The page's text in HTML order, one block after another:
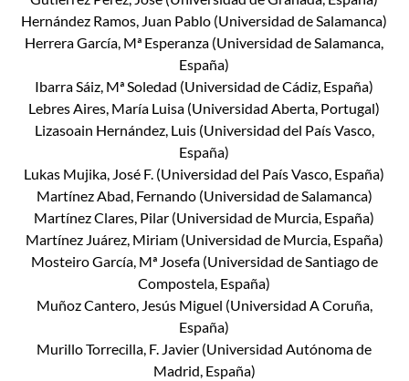
Hernández Ramos, Juan Pablo (Universidad de Salamanca)
Herrera García, Mª Esperanza (Universidad de Salamanca,
España)
Ibarra Sáiz, Mª Soledad (Universidad de Cádiz, España)
Lebres Aires, María Luisa (Universidad Aberta, Portugal)
Lizasoain Hernández, Luis (Universidad del País Vasco,
España)
Lukas Mujika, José F. (Universidad del País Vasco, España)
Martínez Abad, Fernando (Universidad de Salamanca)
Martínez Clares, Pilar (Universidad de Murcia, España)
Martínez Juárez, Miriam (Universidad de Murcia, España)
Mosteiro García, Mª Josefa (Universidad de Santiago de
Compostela, España)
Muñoz Cantero, Jesús Miguel (Universidad A Coruña,
España)
Murillo Torrecilla, F. Javier (Universidad Autónoma de
Madrid, España)